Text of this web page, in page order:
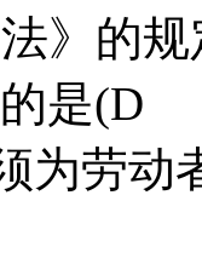
》的
的是(D
为劳动